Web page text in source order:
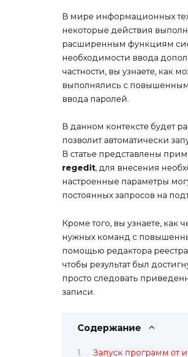
В мире информационных
некоторые действия
расширенным функциям
необходимости ввода
частности, вы узнаете, как
выполнялись с
ввода паролей.
В данном контексте будет
позволит автоматически
В статье представлены
regedit, для внесения
настроенные параметры
постоянных запросов на
Кроме того, вы узнаете,
нужных команд с
помощью редактора
чтобы результат был
просто следовать
записи.
Содержание
Запуск программ от